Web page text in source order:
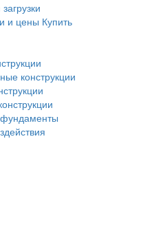
и цены Купить
конструкции